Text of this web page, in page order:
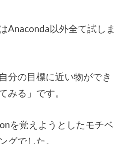
Anaconda以外全て試しま
分の目標に近い物ができ
みる」です。
を覚えようとしたモチベ
グでした。